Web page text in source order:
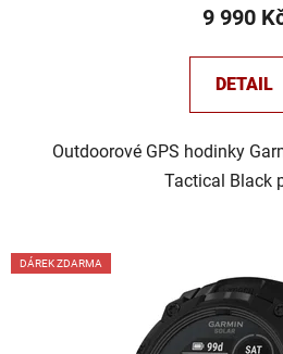
9 990
DETAIL
Outdoorové GPS hodinky
Tactical Black
DÁREK ZDARMA